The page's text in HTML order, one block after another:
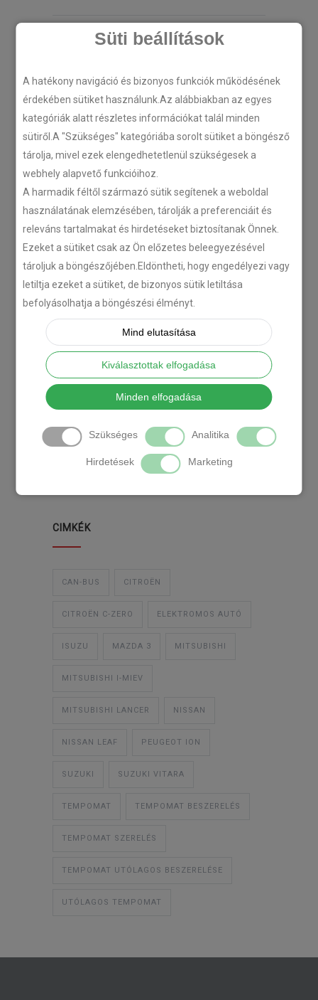
Süti beállítások
A hatékony navigáció és bizonyos funkciók működésének
érdekében sütiket használunk.Az alábbiakban az egyes
kategóriák alatt részletes információkat talál minden
sütiről.A "Szükséges" kategóriába sorolt sütiket a böngésző
tárolja, mivel ezek elengedhetetlenül szükségesek a
webhely alapvető funkcióihoz.
A harmadik féltől származó sütik segítenek a weboldal
használatának elemzésében, tárolják a preferenciáit és
releváns tartalmakat és hirdetéseket biztosítanak Önnek.
Ezeket a sütiket csak az Ön előzetes beleegyezésével
tároljuk a böngészőjében.Eldöntheti, hogy engedélyezi vagy
letiltja ezeket a sütiket, de bizonyos sütik letiltása
befolyásolhatja a böngészési élményt.
Mind elutasítása
Kiválasztottak elfogadása
Minden elfogadása
Szükséges Analitika
Hirdetések Marketing
LEGÚJABB CIKKEK
N-szériás teherautókhoz
2018-07-26
Isuzu D-MAX 2006 –
Tempomat beszerelés
2018-06-12
Citroën C-Zero tempomat
2018-02-14
KATEGÓRIA
TEMPOMAT TEMPOMAT BESZERELÉS
UTÓLAGOS TEMPOMAT
CIMKÉK
CAN-BUS CITROËN
CITROËN C-ZERO ELEKTROMOS AUTÓ
ISUZU MAZDA 3 MITSUBISHI
MITSUBISHI I-MIEV
MITSUBISHI LANCER NISSAN
NISSAN LEAF PEUGEOT ION
SUZUKI SUZUKI VITARA
TEMPOMAT TEMPOMAT BESZERELÉS
TEMPOMAT SZERELÉS
TEMPOMAT UTÓLAGOS BESZERELÉSE
UTÓLAGOS TEMPOMAT